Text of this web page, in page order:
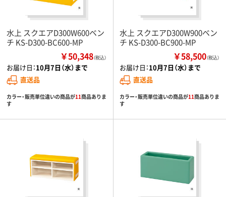
水上 スクエアD300W600ベン
チ KS-D300-BC600-MP
￥50,348（税込）
お届け日：10月7日（水）まで
直送品
カラー・販売単位違いの商品が11商品ありま
す
水上 スクエアD300W900ベン
チ KS-D300-BC900-MP
￥58,500（税込）
お届け日：10月7日（水）まで
直送品
カラー・販売単位違いの商品が11商品ありま
す